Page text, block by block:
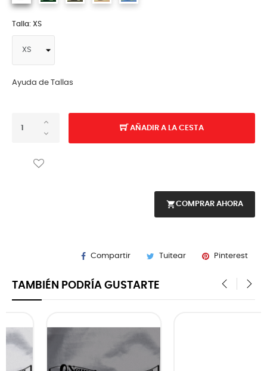
Talla: XS
Ayuda de Tallas
AÑADIR A LA CESTA
shopping_cartCOMPRAR AHORA
Compartir Tuitear Pinterest
TAMBIÉN PODRÍA GUSTARTE